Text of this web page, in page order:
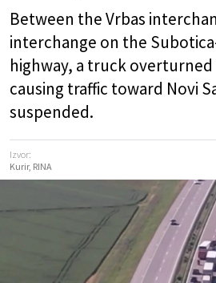
Between the Vrbas
interchange on the
highway, a truck
causing traffic toward Novi
suspended.
Izvor:
Kurir, RINA